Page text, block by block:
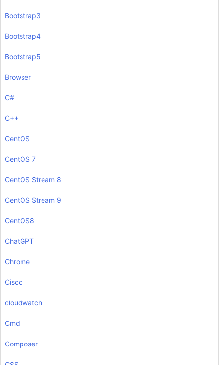
Bootstrap3
Bootstrap4
Bootstrap5
Browser
C#
C++
CentOS
CentOS 7
CentOS Stream 8
CentOS Stream 9
CentOS8
ChatGPT
Chrome
Cisco
cloudwatch
Cmd
Composer